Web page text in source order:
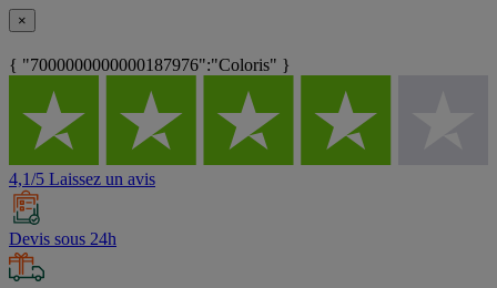
×
{ "7000000000000187976":"Coloris" }
4,1/5 Laissez un avis
Devis sous 24h